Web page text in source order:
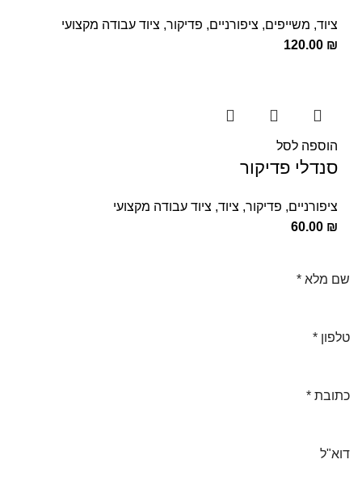
ציוד, משייפים, ציפורניים, פדיקור, ציוד עבודה מקצועי
120.00 ₪
הוספה לסל
סנדלי פדיקור
ציפורניים, פדיקור, ציוד, ציוד עבודה מקצועי
60.00 ₪
שם מלא *
טלפון *
כתובת *
דוא"ל